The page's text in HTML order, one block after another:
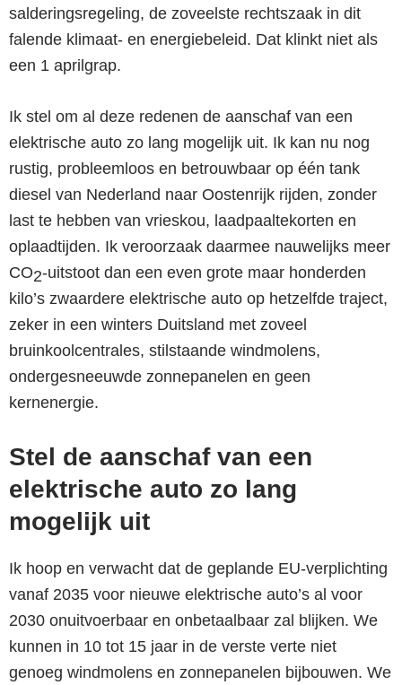
salderingsregeling, de zoveelste rechtszaak in dit
falende klimaat- en energiebeleid. Dat klinkt niet als
een 1 aprilgrap.
Ik stel om al deze redenen de aanschaf van een
elektrische auto zo lang mogelijk uit. Ik kan nu nog
rustig, probleemloos en betrouwbaar op één tank
diesel van Nederland naar Oostenrijk rijden, zonder
last te hebben van vrieskou, laadpaaltekorten en
oplaadtijden. Ik veroorzaak daarmee nauwelijks meer
CO2-uitstoot dan een even grote maar honderden
kilo’s zwaardere elektrische auto op hetzelfde traject,
zeker in een winters Duitsland met zoveel
bruinkoolcentrales, stilstaande windmolens,
ondergesneeuwde zonnepanelen en geen
kernenergie.
Stel de aanschaf van een
elektrische auto zo lang
mogelijk uit
Ik hoop en verwacht dat de geplande EU-verplichting
vanaf 2035 voor nieuwe elektrische auto’s al voor
2030 onuitvoerbaar en onbetaalbaar zal blijken. We
kunnen in 10 tot 15 jaar in de verste verte niet
genoeg windmolens en zonnepanelen bijbouwen. We